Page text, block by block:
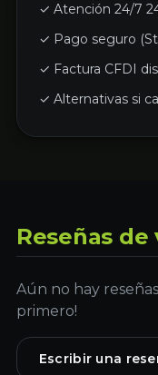
✓ Atención 24/7
✓ Pago seguro
✓ Factura CFDI
✓ Alternativas si
Reseñas de
Aún no hay
primero!
Escribir una